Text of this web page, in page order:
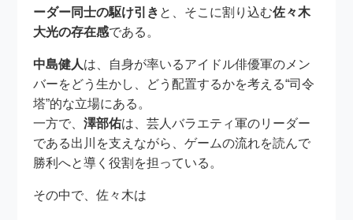
ーダー同士の駆け引き と、そこに割り込む佐々木
大光の存在感である。
中島健人は、自身が率いるアイドル俳優軍のメン
バーをどう生かし、どう配置するかを考える“司令
塔”的な立場にある。
一方で、澤部佑は、芸人バラエティ軍のリーダー
である出川を支えながら、ゲームの流れを読んで
勝利へと導く役割を担っている。
その中で、佐々木は